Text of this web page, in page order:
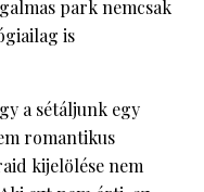
park nemcsak
is
a sétáljunk egy
romantikus
kijelölése nem